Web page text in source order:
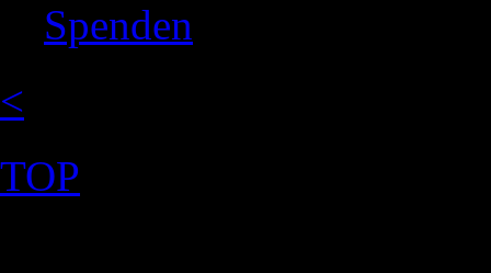
Spenden
<
TOP